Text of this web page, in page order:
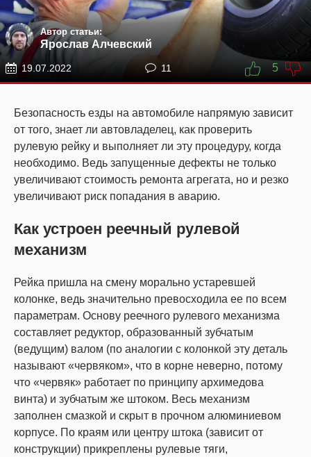
Автор статьи:
Ярослав Алчевский
19.07.2022 11 5
Безопасность езды на автомобиле напрямую зависит
от того, знает ли автовладелец, как проверить
рулевую рейку и выполняет ли эту процедуру, когда
необходимо. Ведь запущенные дефекты не только
увеличивают стоимость ремонта агрегата, но и резко
увеличивают риск попадания в аварию.
Как устроен реечный рулевой
механизм
Рейка пришла на смену морально устаревшей
колонке, ведь значительно превосходила ее по всем
параметрам. Основу реечного рулевого механизма
составляет редуктор, образованный зубчатым
(ведущим) валом (по аналогии с колонкой эту деталь
называют «червяком», что в корне неверно, потому
что «червяк» работает по принципу архимедова
винта) и зубчатым же штоком. Весь механизм
заполнен смазкой и скрыт в прочном алюминиевом
корпусе. По краям или центру штока (зависит от
конструкции) прикреплены рулевые тяги,